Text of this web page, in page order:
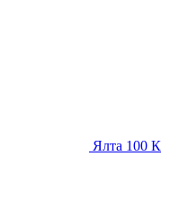
Ялта 100 К